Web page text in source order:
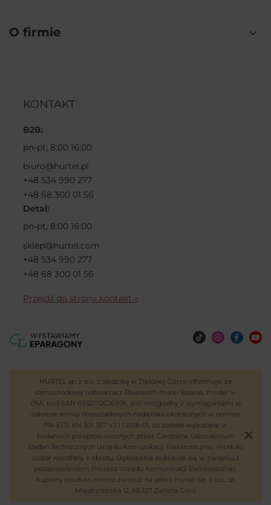
O firmie
KONTAKT
B2B:
pn-pt, 8:00 16:00
biuro@hurtel.pl
+48 534 990 277
+48 68 300 01 56
Detal:
pn-pt, 8:00 16:00
sklep@hurtel.com
+48 534 990 277
+48 68 300 01 56
Przejdź do strony kontakt »
HURTEL sp. z o.o. z siedzibą w Zielonej Górze informuje, że
samochodowy odtwarzacz Bluetooth marki Baseus, model S-
09A, kod EAN 6932172626976, jest niezgodny z wymaganiami w
zakresie emisji niepożądanych nadajnika określonych w normie
PN-ETSI EN 301 357 V2.1.1:2018-01, co zostało wykazane w
badaniach przeprowadzonych przez Centralne Laboratorium
Badań Technicznych Urzędu Komunikacji Elektronicznej. Produkt
został wycofany z obrotu. Ogłoszenie publikuje się w związku z
postanowieniem Prezesa Urzędu Komunikacji Elektronicznej.
Kupiony produkt można zwrócić na adres: Hurtel Sp. z o.o., ul.
Międzyrzecka 12, 65-127 Zielona Góra.